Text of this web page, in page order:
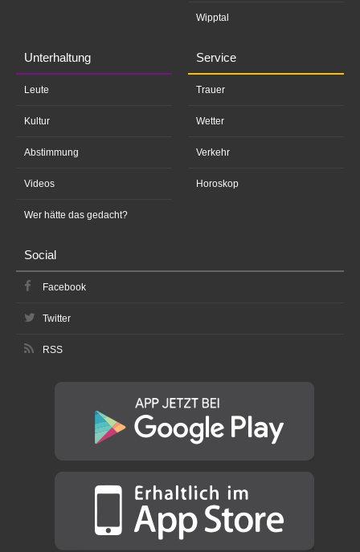
Wipptal
Unterhaltung
Leute
Kultur
Abstimmung
Videos
Wer hätte das gedacht?
Service
Trauer
Wetter
Verkehr
Horoskop
Social
Facebook
Twitter
RSS